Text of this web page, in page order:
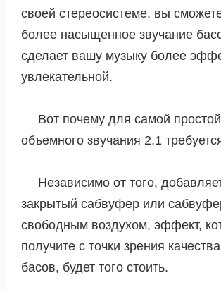
своей стереосистеме, вы
более насыщенное звучание
сделает вашу музыку более
увлекательной.
Вот почему для самой
объемного звучания 2.1
Независимо от того,
закрытый сабвуфер или
свободным воздухом, эффект,
получите с точки зрения
басов, будет того стоить.